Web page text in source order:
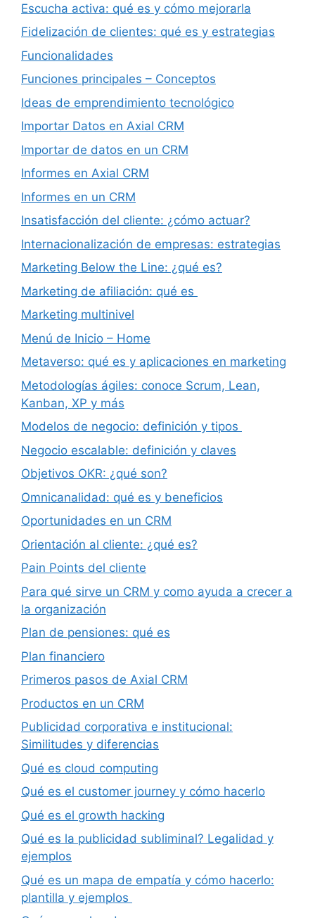
Escucha activa: qué es y cómo mejorarla
Fidelización de clientes: qué es y estrategias
Funcionalidades
Funciones principales – Conceptos
Ideas de emprendimiento tecnológico
Importar Datos en Axial CRM
Importar de datos en un CRM
Informes en Axial CRM
Informes en un CRM
Insatisfacción del cliente: ¿cómo actuar?
Internacionalización de empresas: estrategias
Marketing Below the Line: ¿qué es?
Marketing de afiliación: qué es
Marketing multinivel
Menú de Inicio – Home
Metaverso: qué es y aplicaciones en marketing
Metodologías ágiles: conoce Scrum, Lean,
Kanban, XP y más
Modelos de negocio: definición y tipos
Negocio escalable: definición y claves
Objetivos OKR: ¿qué son?
Omnicanalidad: qué es y beneficios
Oportunidades en un CRM
Orientación al cliente: ¿qué es?
Pain Points del cliente
Para qué sirve un CRM y como ayuda a crecer a
la organización
Plan de pensiones: qué es
Plan financiero
Primeros pasos de Axial CRM
Productos en un CRM
Publicidad corporativa e institucional:
Similitudes y diferencias
Qué es cloud computing
Qué es el customer journey y cómo hacerlo
Qué es el growth hacking
Qué es la publicidad subliminal? Legalidad y
ejemplos
Qué es un mapa de empatía y cómo hacerlo:
plantilla y ejemplos